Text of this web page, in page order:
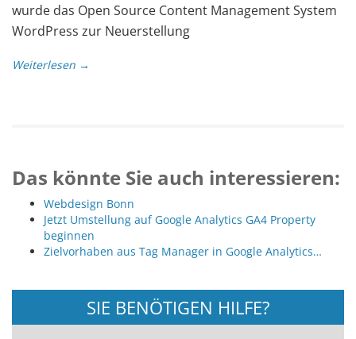
wurde das Open Source Content Management System
WordPress zur Neuerstellung
Weiterlesen →
Das könnte Sie auch interessieren:
Webdesign Bonn
Jetzt Umstellung auf Google Analytics GA4 Property
beginnen
Zielvorhaben aus Tag Manager in Google Analytics…
SIE BENÖTIGEN HILFE?